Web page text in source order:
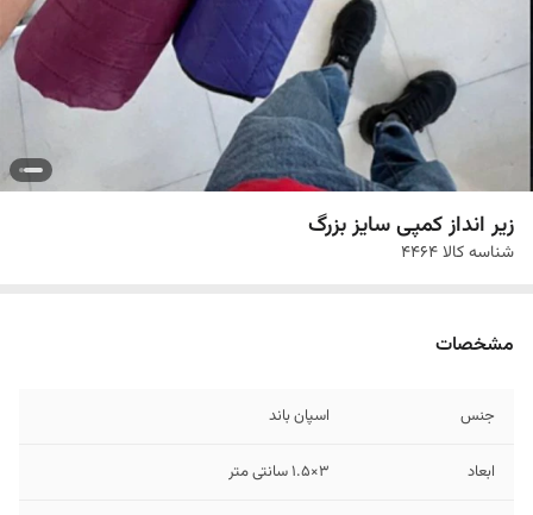
زیر انداز کمپی سایز بزرگ
شناسه کالا4464
مشخصات
جنس اسپان باند
ابعاد 3×1.5 سانتی متر